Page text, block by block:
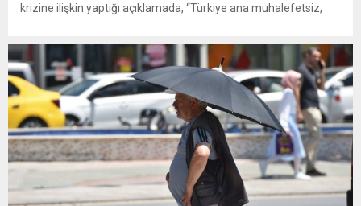
krizine ilişkin yaptığı açıklamada, “Türkiye ana muhalefetsiz,
olun. Türkiye’yi...